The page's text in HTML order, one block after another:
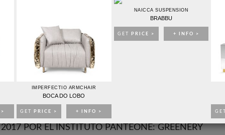
IMPERFECTIO ARMCHAIR
BOCA DO LOBO
GET PRICE > + INFO >
NAICCA SUSPENSION
BRABBU
GET PRICE > + INFO >
POR EL INSTITUTO PANTEONE: GREENERY